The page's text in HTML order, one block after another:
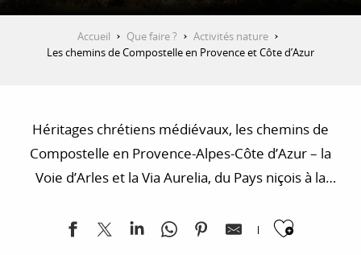
Accueil Que faire ?
Activités nature
Les chemins de Compostelle en Provence et Côte d’Azur
Héritages chrétiens médiévaux, les chemins de
Compostelle en Provence-Alpes-Côte d’Azur – la
Voie d’Arles et la Via Aurelia, du Pays niçois à la
découvertes naturelles et patrimoniales, dans un